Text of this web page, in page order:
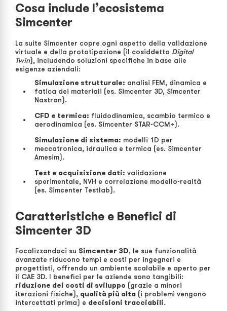
Cosa include l’ecosistema
Simcenter
La suite Simcenter copre ogni aspetto della validazione
virtuale e della prototipazione (il cosiddetto Digital
Twin), includendo soluzioni specifiche in base alle
esigenze aziendali:
Simulazione strutturale: analisi FEM, dinamica e
fatica dei materiali (es. Simcenter 3D, Simcenter
Nastran).
CFD e termica: fluidodinamica, scambio termico e
aerodinamica (es. Simcenter STAR-CCM+).
Simulazione di sistema: modelli 1D per
meccatronica, idraulica e termica (es. Simcenter
Amesim).
Test e acquisizione dati: validazione
sperimentale, NVH e correlazione modello-realtà
(es. Simcenter Testlab).
Caratteristiche e Benefici di
Simcenter 3D
Focalizzandoci su Simcenter 3D, le sue funzionalità
avanzate riducono tempi e costi per ingegneri e
progettisti, offrendo un ambiente scalabile e aperto per
il CAE 3D. I benefici per le aziende sono tangibili:
riduzione dei costi di sviluppo (grazie a minori
iterazioni fisiche), qualità più alta (i problemi vengono
intercettati prima) e decisioni tracciabili.